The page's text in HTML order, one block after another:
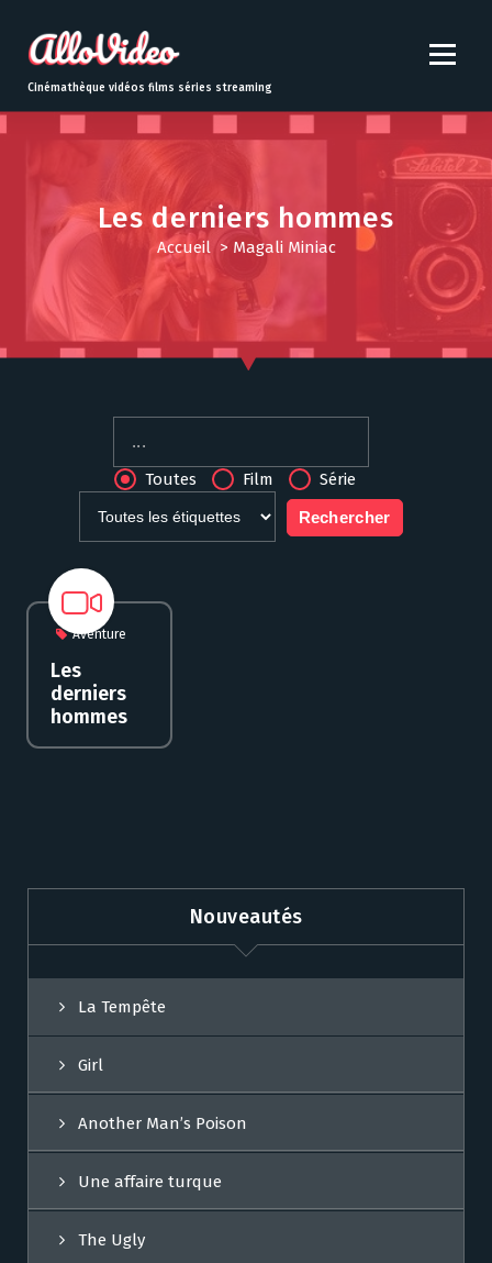
t
o
Cinémathèque vidéos films séries streaming
Les derniers hommes
Accueil> Magali Miniac
Toutes Film Série
Aventure
Les
derniers
hommes
Nouveautés
La Tempête
Girl
Another Man’s Poison
Une affaire turque
The Ugly